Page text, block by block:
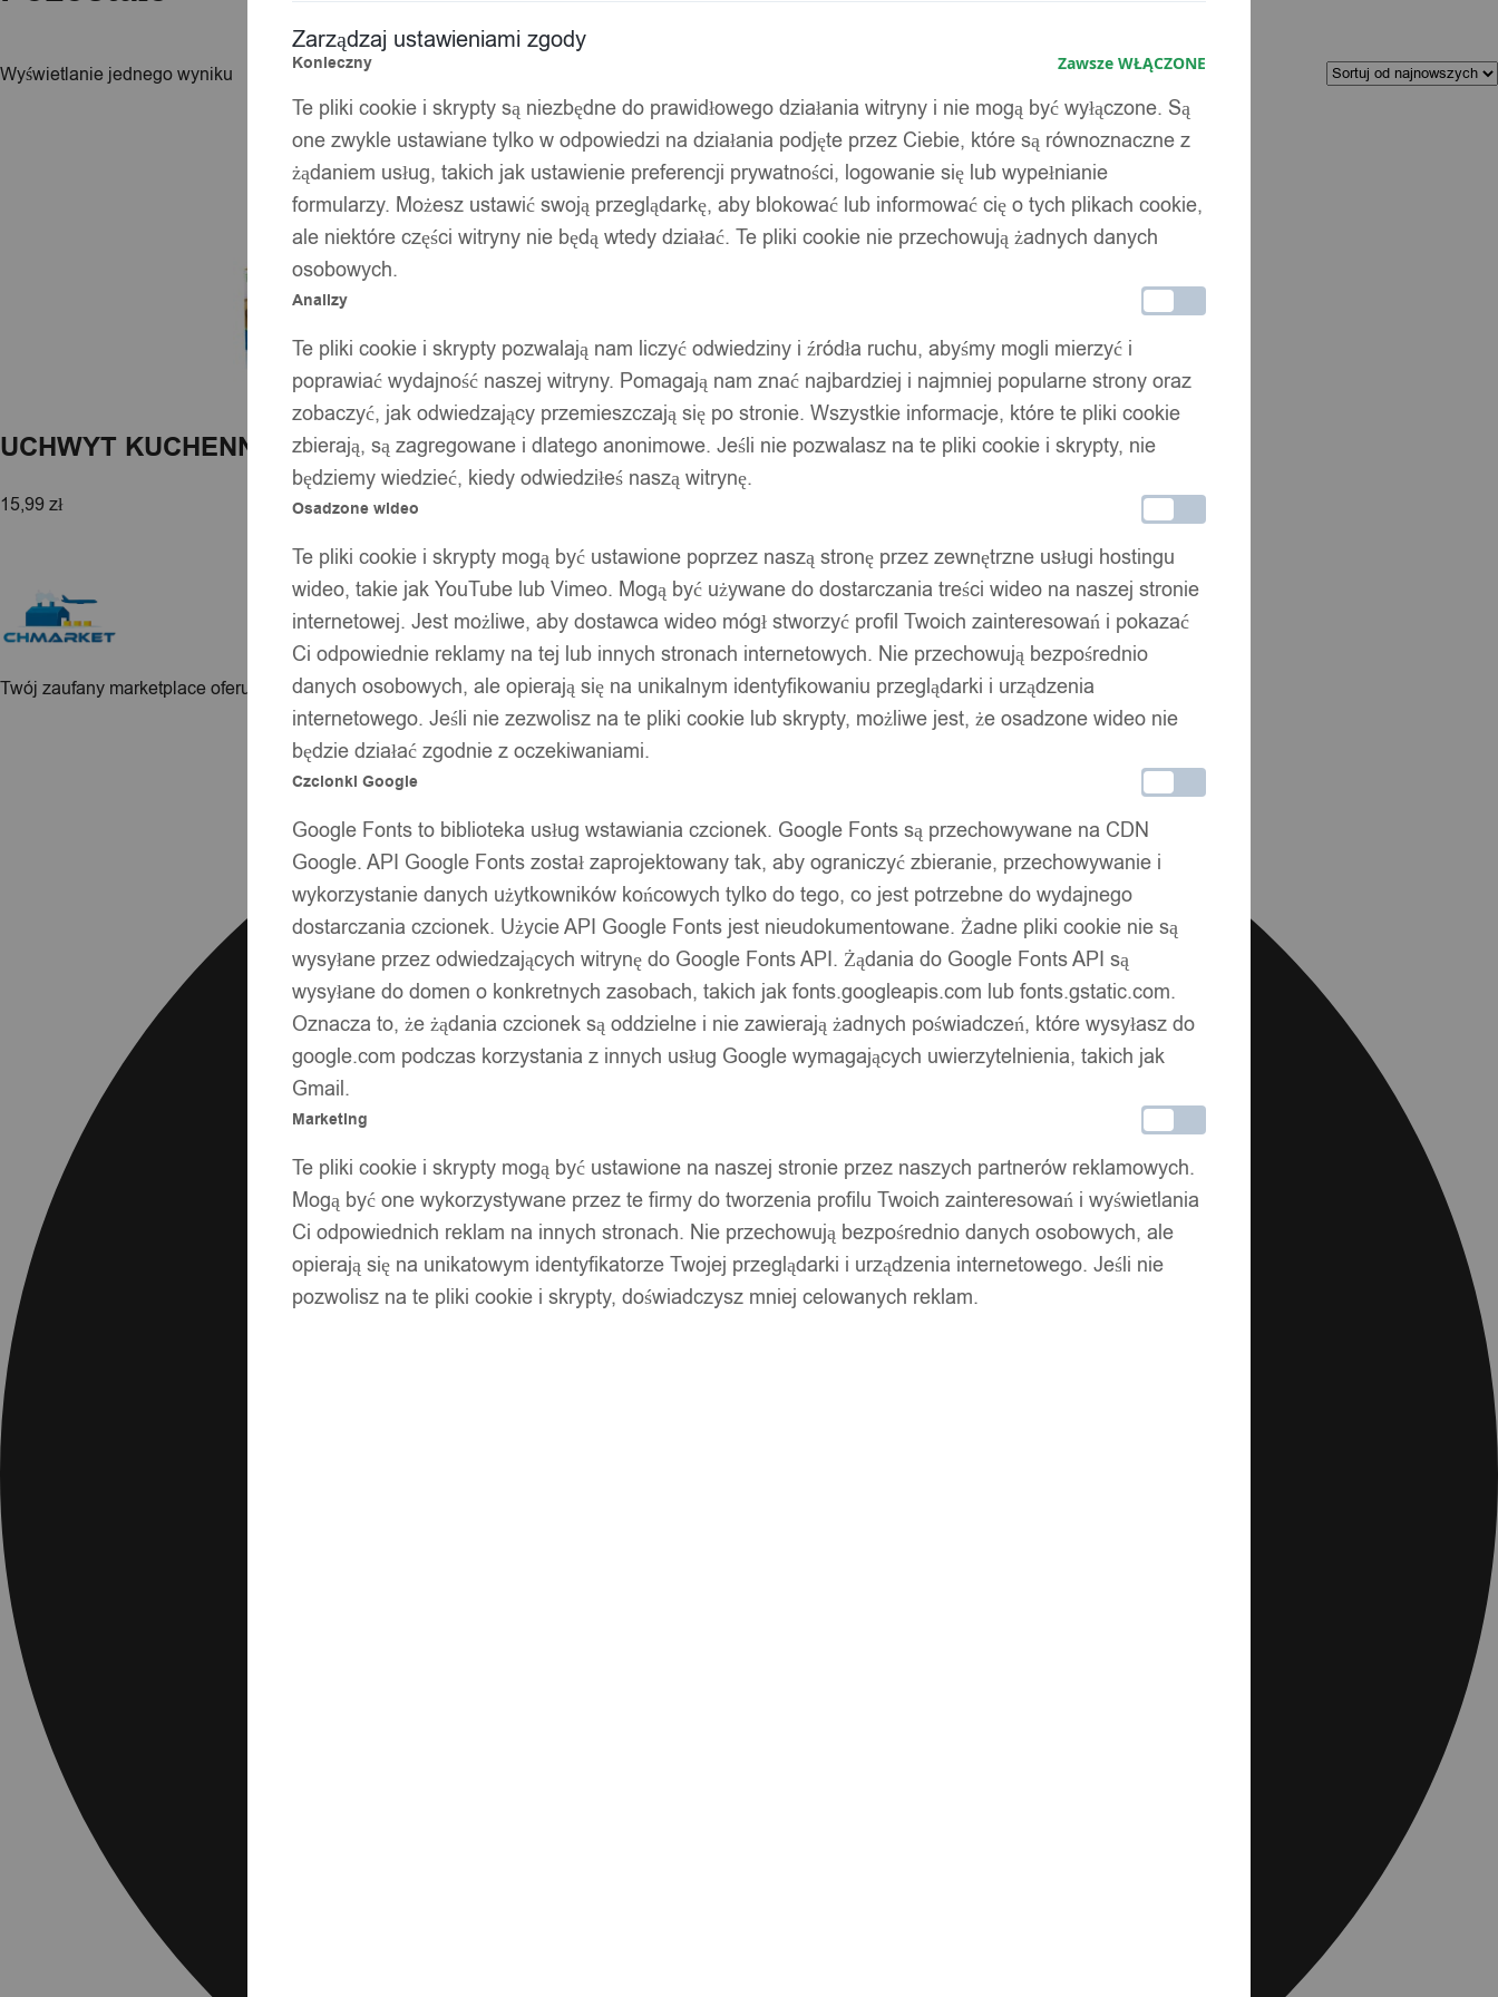
Wyświetlanie jednego wyniku
Kolejność
UCHWYT KUCHENNY na śmieci WOREK 3w1 ŚMIETNIK Szary
15,99zł
Twój zaufany marketplace oferujący najlepsze produkty sprawdzonych marek. Bezpieczne zakupy z gwarancją jakości.
Zarządzaj ustawieniami zgody
Konieczny Zawsze WŁĄCZONE
Te pliki cookie i skrypty są niezbędne do prawidłowego działania witryny i nie mogą być wyłączone. Są
one zwykle ustawiane tylko w odpowiedzi na działania podjęte przez Ciebie, które są równoznaczne z
żądaniem usług, takich jak ustawienie preferencji prywatności, logowanie się lub wypełnianie
formularzy. Możesz ustawić swoją przeglądarkę, aby blokować lub informować cię o tych plikach cookie,
ale niektóre części witryny nie będą wtedy działać. Te pliki cookie nie przechowują żadnych danych
osobowych.
Analizy
Te pliki cookie i skrypty pozwalają nam liczyć odwiedziny i źródła ruchu, abyśmy mogli mierzyć i
poprawiać wydajność naszej witryny. Pomagają nam znać najbardziej i najmniej popularne strony oraz
zobaczyć, jak odwiedzający przemieszczają się po stronie. Wszystkie informacje, które te pliki cookie
zbierają, są zagregowane i dlatego anonimowe. Jeśli nie pozwalasz na te pliki cookie i skrypty, nie
będziemy wiedzieć, kiedy odwiedziłeś naszą witrynę.
Osadzone wideo
Te pliki cookie i skrypty mogą być ustawione poprzez naszą stronę przez zewnętrzne usługi hostingu
wideo, takie jak YouTube lub Vimeo. Mogą być używane do dostarczania treści wideo na naszej stronie
internetowej. Jest możliwe, aby dostawca wideo mógł stworzyć profil Twoich zainteresowań i pokazać
Ci odpowiednie reklamy na tej lub innych stronach internetowych. Nie przechowują bezpośrednio
danych osobowych, ale opierają się na unikalnym identyfikowaniu przeglądarki i urządzenia
internetowego. Jeśli nie zezwolisz na te pliki cookie lub skrypty, możliwe jest, że osadzone wideo nie
będzie działać zgodnie z oczekiwaniami.
Czcionki Google
Google Fonts to biblioteka usług wstawiania czcionek. Google Fonts są przechowywane na CDN
Google. API Google Fonts został zaprojektowany tak, aby ograniczyć zbieranie, przechowywanie i
wykorzystanie danych użytkowników końcowych tylko do tego, co jest potrzebne do wydajnego
dostarczania czcionek. Użycie API Google Fonts jest nieudokumentowane. Żadne pliki cookie nie są
wysyłane przez odwiedzających witrynę do Google Fonts API. Żądania do Google Fonts API są
wysyłane do domen o konkretnych zasobach, takich jak fonts.googleapis.com lub fonts.gstatic.com.
Oznacza to, że żądania czcionek są oddzielne i nie zawierają żadnych poświadczeń, które wysyłasz do
google.com podczas korzystania z innych usług Google wymagających uwierzytelnienia, takich jak
Gmail.
Marketing
Te pliki cookie i skrypty mogą być ustawione na naszej stronie przez naszych partnerów reklamowych.
Mogą być one wykorzystywane przez te firmy do tworzenia profilu Twoich zainteresowań i wyświetlania
Ci odpowiednich reklam na innych stronach. Nie przechowują bezpośrednio danych osobowych, ale
opierają się na unikatowym identyfikatorze Twojej przeglądarki i urządzenia internetowego. Jeśli nie
pozwolisz na te pliki cookie i skrypty, doświadczysz mniej celowanych reklam.